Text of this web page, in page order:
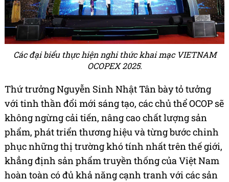
Các đại biểu thực hiện nghi thức khai mạc VIETNAM
OCOPEX 2025.
Thứ trưởng Nguyễn Sinh Nhật Tân bày tỏ tưởng
với tinh thần đổi mới sáng tạo, các chủ thể OCOP sẽ
không ngừng cải tiến, nâng cao chất lượng sản
phẩm, phát triển thương hiệu và từng bước chinh
phục những thị trường khó tính nhất trên thế giới,
khẳng định sản phẩm truyền thống của Việt Nam
hoàn toàn có đủ khả năng cạnh tranh với các sản